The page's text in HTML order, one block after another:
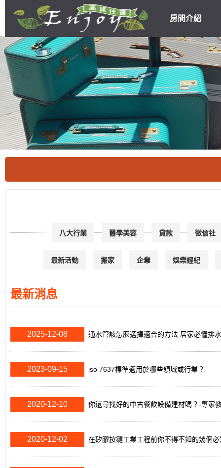
房間介紹
高雄民宿住宿
優惠
徵信社
貸款
醫學美容
八大行業
娛樂經紀
企業
搬家
最新活動
最新消息
2025-12-08 通水管該怎麼選擇適合的方法 居家必懂排
2023-09-15 iso 7637標準適用於哪些領域或行業？
2020-12-10 你還尋找好的中古餐飲設備建材嗎？-專家
2020-12-02 在矽膠按鍵工業工程前你不得不知的幾個